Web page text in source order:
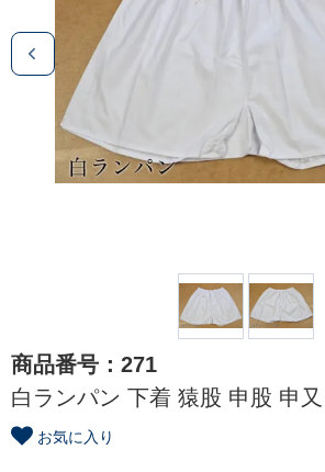
商品番号：271
白ランパン 下着 猿股 申股 申
お気に入り